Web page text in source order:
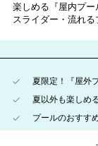
楽しめる『屋内プ
スライダー・流れる
夏限定！『屋外
夏以外も楽しめ
プールのおすす